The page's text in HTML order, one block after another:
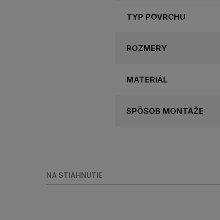
TYP POVRCHU
ROZMERY
MATERIÁL
SPÔSOB MONTÁŽE
NA STIAHNUTIE